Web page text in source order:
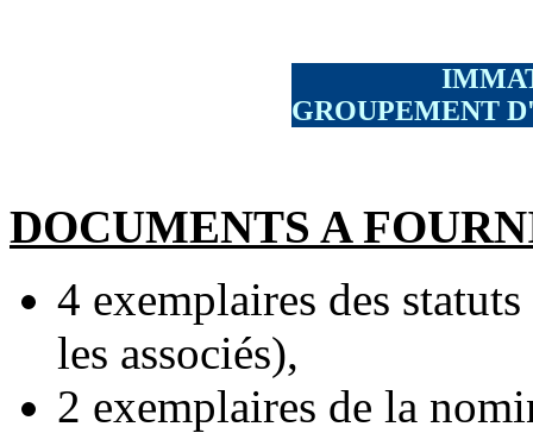
GROUPEMENT
DOCUMENTS A
4 exemplaires des
les associés),
2 exemplaires de la